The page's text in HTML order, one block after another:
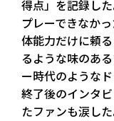
得点」を記録し
プレーできなか
体能力だけに頼
るような味のあ
ー時代のような
終了後のインタ
たファンも涙した